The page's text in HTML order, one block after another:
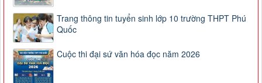
Trang thông tin tuyển sinh lớp 10 trường THPT Phú
Quốc
Cuộc thi đại sứ văn hóa đọc năm 2026